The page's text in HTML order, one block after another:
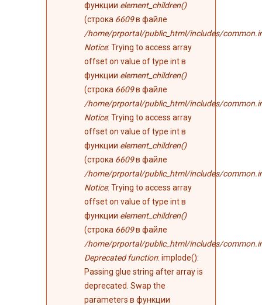
функции element_children()
(строка 6609в файле
/home/prportal/public_html/includes/
Notice: Trying to access array
offset on value of type int в
функции element_children()
(строка 6609в файле
/home/prportal/public_html/includes/
Notice: Trying to access array
offset on value of type int в
функции element_children()
(строка 6609в файле
/home/prportal/public_html/includes/
Notice: Trying to access array
offset on value of type int в
функции element_children()
(строка 6609в файле
/home/prportal/public_html/includes/
Deprecated function: implode():
Passing glue string after array is
deprecated. Swap the
parameters в функции